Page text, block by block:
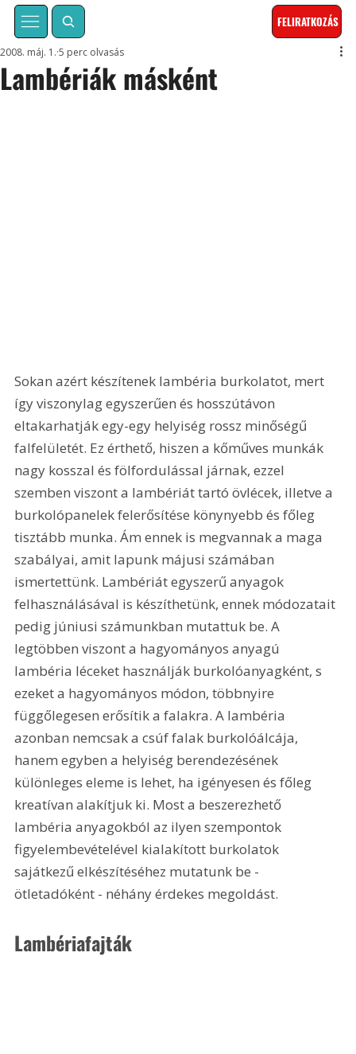
FELIRATKOZÁS
Lambériák másként
2008. máj. 1. 5 perc olvasás
Sokan azért készítenek lambéria burkolatot, mert
így viszonylag egyszerűen és hosszútávon
eltakarhatják egy-egy helyiség rossz minőségű
falfelületét. Ez érthető, hiszen a kőműves munkák
nagy kosszal és fölfordulással járnak, ezzel
szemben viszont a lambériát tartó övlécek, illetve a
burkolópanelek felerősítése könynyebb és főleg
tisztább munka. Ám ennek is megvannak a maga
szabályai, amit lapunk májusi számában
ismertettünk. Lambériát egyszerű anyagok
felhasználásával is készíthetünk, ennek módozatait
pedig júniusi számunkban mutattuk be. A
legtöbben viszont a hagyományos anyagú
lambéria léceket használják burkolóanyagként, s
ezeket a hagyományos módon, többnyire
függőlegesen erősítik a falakra. A lambéria
azonban nemcsak a csúf falak burkolóálcája,
hanem egyben a helyiség berendezésének
különleges eleme is lehet, ha igényesen és főleg
kreatívan alakítjuk ki. Most a beszerezhető
lambéria anyagokból az ilyen szempontok
figyelembevételével kialakított burkolatok
sajátkezű elkészítéséhez mutatunk be -
ötletadóként - néhány érdekes megoldást.
Lambériafajták